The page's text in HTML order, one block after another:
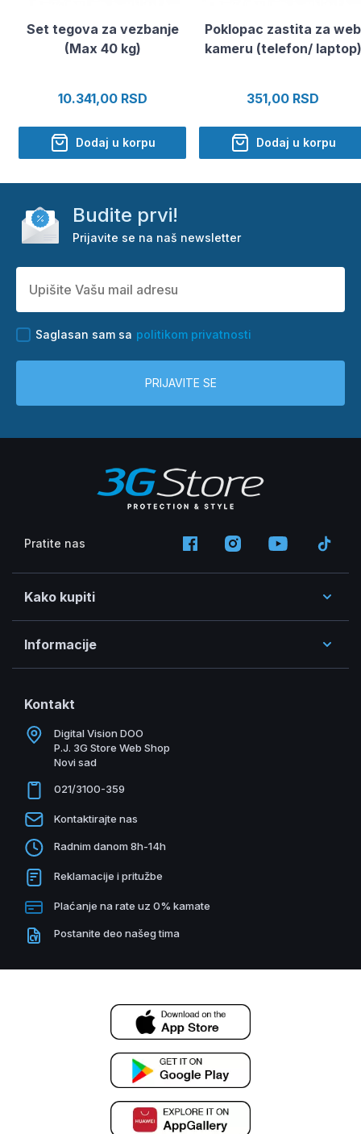
Set tegova za vezbanje
(Max 40 kg)
10.341,00 RSD
Dodaj u korpu
Poklopac zastita za web
kameru (telefon/ laptop)
351,00 RSD
Dodaj u korpu
Budite prvi!
Prijavite se na naš newsletter
Saglasan sam sa politikom privatnosti
PRIJAVITE SE
Pratite nas
Kako kupiti
Informacije
Kontakt
Digital Vision DOO
P.J. 3G Store Web Shop
Novi sad
021/3100-359
Kontaktirajte nas
Radnim danom 8h-14h
Reklamacije i pritužbe
Plaćanje na rate uz 0% kamate
Postanite deo našeg tima